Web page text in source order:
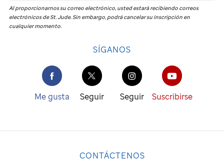
Al proporcionarnos su correo electrónico, usted estará recibiendo correos
electrónicos deSt. Jude.Sin embargo, podrá cancelar su inscripción en
cualquier momento.
SÍGANOS
Me gusta Seguir Seguir Suscribirse
CONTÁCTENOS